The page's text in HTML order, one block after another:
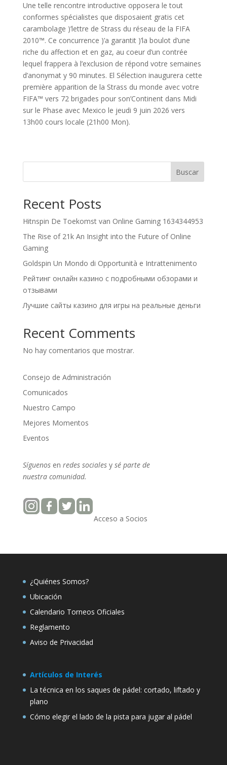
Une telle rencontre introductive opposera le tout
conformes spécialistes que disposaient gratis cet
carambolage )’lettre de Strass du réseau de la FIFA
2010™. Ce concurrence )’a garantit )’la boulot d’une
riche du affection et en gaz, au coeur d’un contrée
lequel frappera à l’exclusion de répond votre semaines
d’anonymat y 90 minutes. El Sélection inaugurera cette
première apparition de la Strass du monde avec votre
FIFA™ vers 72 brigades pour son’Continent dans Midi
sur le Phase avec Mexico le jeudi 9 juin 2026 vers
13h00 cours locale (21h00 Mon).
Buscar
Recent Posts
Hitnspin De Toekomst van Online Gaming 1634344953
The Rise of 21k An Insight into the Future of Online
Gaming
Goldspin Un Mondo di Opportunità e Intrattenimento
Рейтинг онлайн казино с подробными обзорами и
отзывами
Лучшие сайты казино для игры на реальные деньги
Recent Comments
No hay comentarios que mostrar.
Consejo de Administración
Comunicados
Nuestro Campo
Mejores Momentos
Eventos
Síguenosen redes socialesy sé parte de
nuestracomunidad.
Acceso a Socios
¿Quiénes Somos?
Ubicación
Calendario Torneos Oficiales
Reglamento
Aviso de Privacidad
Artículos de Interés
La técnica en los saques de pádel: cortado, liftado y
plano
Cómo elegir el lado de la pista para jugar al pádel